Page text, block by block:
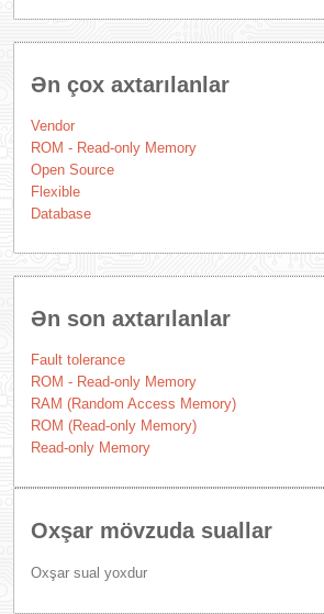
Ən çox axtarılanlar
Vendor
ROM - Read-only Memory
Open Source
Flexible
Database
Ən son axtarılanlar
Fault tolerance
ROM - Read-only Memory
RAM (Random Access Memory)
ROM (Read-only Memory)
Read-only Memory
Oxşar mövzuda suallar
Oxşar sual yoxdur